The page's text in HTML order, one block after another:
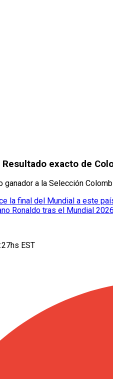
exacto de
ganador a la Selección
la final del Mundial a este
Ronaldo tras el Mundial 2026
EST